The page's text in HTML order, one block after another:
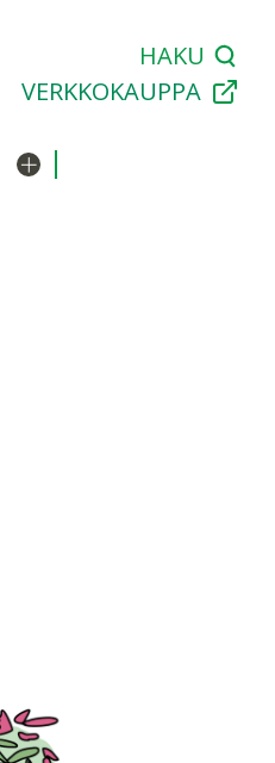
HAKU
VERKKOKAUPPA
Avaa/sulje alavalikko